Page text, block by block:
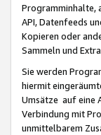
Programminhalte,
API, Datenfeeds
Kopieren oder
Sammeln und
Sie werden
hiermit
Umsätze auf eine
Verbindung mit
unmittelbarem